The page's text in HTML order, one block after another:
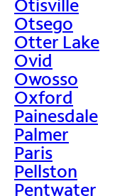
Otisville
Otsego
Otter Lake
Ovid
Owosso
Oxford
Painesdale
Palmer
Paris
Pellston
Pentwater